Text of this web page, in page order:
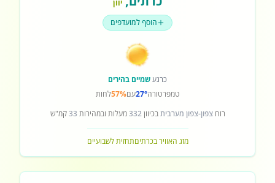
יוון
הוסף למועדפים
כרגעשמיים בהירים
טמפרטורה27°עם57%לחות
רוחצפון-צפון מערביתבכיוון332מעלות ובמהירות 33קמ"ש
מזג האוויר בכרתיםתחזית לשבועיים